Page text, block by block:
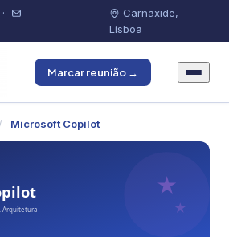
·
Carnaxide,
Lisboa
Marcar reunião →
/ Microsoft Copilot